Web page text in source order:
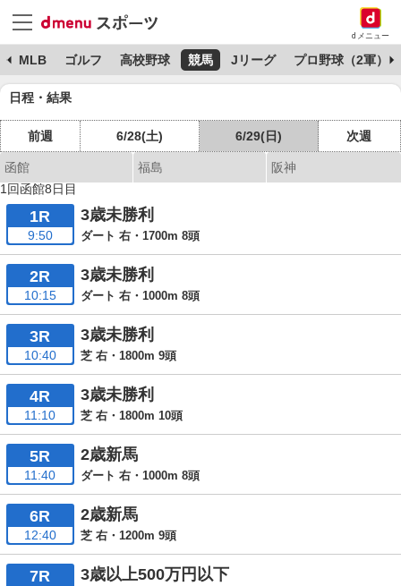
dメニュー
MLB ゴルフ 高校野球 競馬 Jリーグ プロ野球（2軍）
日程・結果
前週 6/28(土) 6/29(日) 次週
函館 福島
阪神
1回函館8日目
1R
9:50
3歳未勝利
ダート 右・1700m 8頭
2R
10:15
3歳未勝利
ダート 右・1000m 8頭
3R
10:40
3歳未勝利
芝 右・1800m 9頭
4R
11:10
3歳未勝利
芝 右・1800m 10頭
5R
11:40
2歳新馬
ダート 右・1000m 8頭
6R
12:40
2歳新馬
芝 右・1200m 9頭
7R 3歳以上500万円以下